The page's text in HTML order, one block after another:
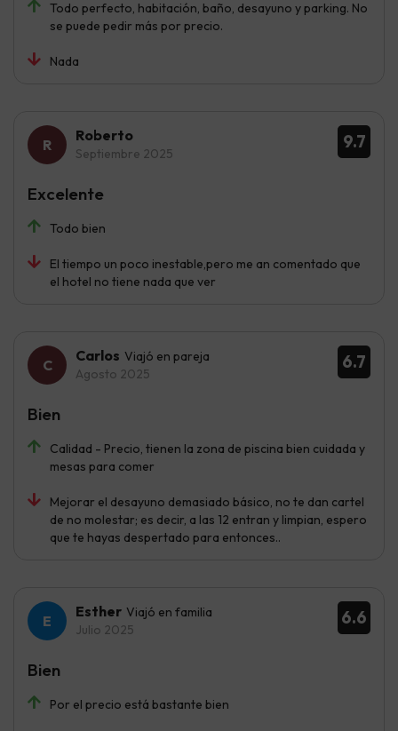
Todo perfecto, habitación, baño, desayuno y parking. No
se puede pedir más por precio.
Nada
9.7
Roberto
Septiembre 2025
Todo bien
El tiempo un poco inestable,pero me an comentado que
el hotel no tiene nada que ver
Excelente
6.7
Carlos Viajó en pareja
Agosto 2025
Calidad - Precio, tienen la zona de piscina bien cuidada y
mesas para comer
Mejorar el desayuno demasiado básico, no te dan cartel
de no molestar; es decir, a las 12 entran y limpian, espero
que te hayas despertado para entonces..
Bien
6.6
Esther Viajó en familia
Julio 2025
Por el precio está bastante bien
Bien